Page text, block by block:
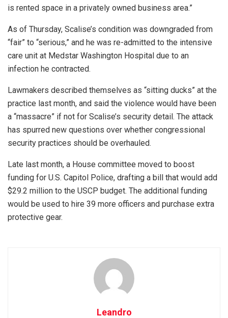
is rented space in a privately owned business area.”
As of Thursday, Scalise’s condition was downgraded from
“fair” to “serious,” and he was re-admitted to the intensive
care unit at Medstar Washington Hospital due to an
infection he contracted.
Lawmakers described themselves as “sitting ducks” at the
practice last month, and said the violence would have been
a “massacre” if not for Scalise’s security detail. The attack
has spurred new questions over whether congressional
security practices should be overhauled.
Late last month, a House committee moved to boost
funding for U.S. Capitol Police, drafting a bill that would add
$29.2 million to the USCP budget. The additional funding
would be used to hire 39 more officers and purchase extra
protective gear.
Leandro